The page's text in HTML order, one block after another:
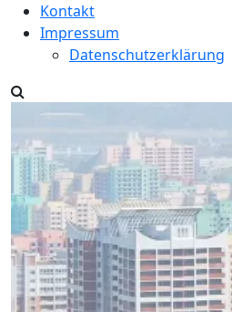
Kontakt
Impressum
Datenschutzerklärung